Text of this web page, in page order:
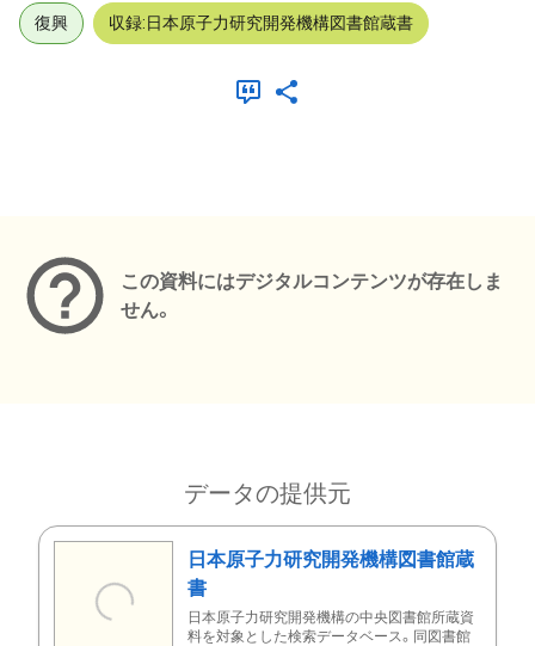
復興 収録:日本原子力研究開発機構図書館蔵書
この資料にはデジタルコンテンツが存在しま
せん。
データの提供元
日本原子力研究開発機構図書館蔵
書
日本原子力研究開発機構の中央図書館所蔵資
料を対象とした検索データベース。同図書館